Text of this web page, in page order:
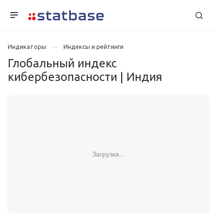
Индикаторы Индексы и рейтинги
Глобальный индекс
кибербезопасности | Индия
Загрузка...